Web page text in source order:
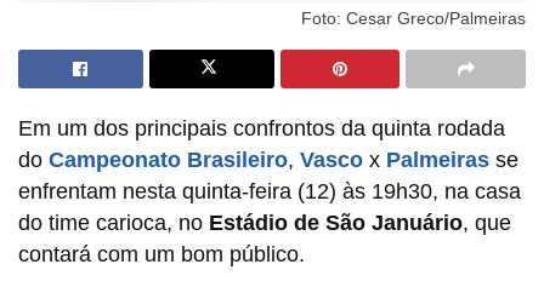
Foto: Cesar Greco/Palmeiras
Em um dos principais confrontos da quinta rodada
do Campeonato Brasileiro, Vasco x Palmeiras se
enfrentam nesta quinta-feira (12) às 19h30, na casa
do time carioca, no Estádio de São Januário, que
contará com um bom público.